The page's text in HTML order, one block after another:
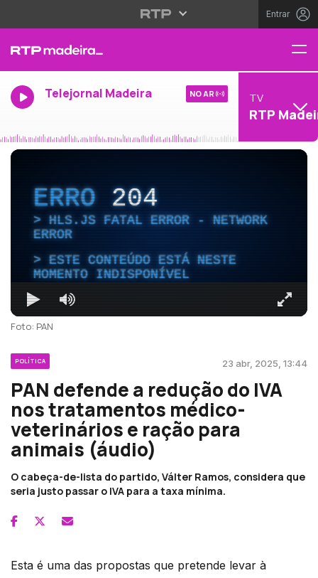
Entrar
Telejornal Madeira NO AR TV
RTP
ERRO204
HLS.JS FATAL ERROR - NETWORK
ERROR
ESTE CONTEÚDO ESTÁ NESTE
MOMENTO INDISPONÍVEL
Foto: PAN
POLÍTICA 23 abr, 2025, 13:44
PAN defende a redução do IVA
nos tratamentos médico-
veterinários e ração para
animais (áudio)
O cabeça-de-lista do partido, Válter Ramos, considera que
seria justo passar o IVA para a taxa mínima.
Esta é uma das propostas que pretende levar à